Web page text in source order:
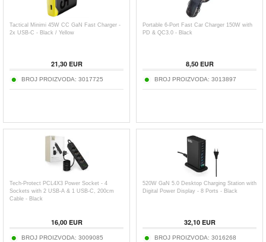
Tactical Minimi 45W CC GaN Fast Charger -
2x USB-C - Black / Yellow
21,30EUR
BROJ PROIZVODA: 3017725
Portable 6-Port Fast Car Charger 150W with
PD & QC3.0 - Black
8,50EUR
BROJ PROIZVODA: 3013897
Tech-Protect PCL4X3 Power Socket - 4
Sockets with 2 USB-A & 1 USB-C, 200cm
Cable - Black
16,00EUR
BROJ PROIZVODA: 3009085
520W GaN 5.0 Desktop Charging Station with
Digital Power Display - 8 Ports - Black
32,10EUR
BROJ PROIZVODA: 3016268